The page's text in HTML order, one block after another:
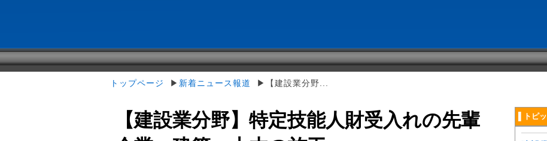
トップページ ▶ 新着ニュース報道 ▶【建設業分野...
【建設業分野】特定技能人財受入れの先輩
▌トピ